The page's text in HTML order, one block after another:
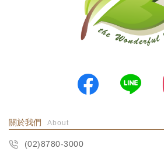
關於我們 About
(02)8780-3000